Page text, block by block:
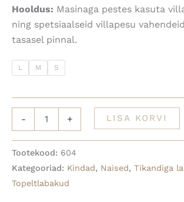
Hooldus: Masinaga pestes kasuta
ning spetsiaalseid villapesu
tasasel pinnal.
L M S
- + LISA KORVI
Tootekood: 604
Kategooriad: Kindad, Naised, Tikandiga
Topeltlabakud